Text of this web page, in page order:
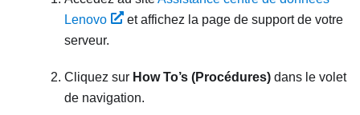
Lenovo
et affichez la page de support de votre
serveur.
Cliquez sur How To’s (Procédures) dans le volet
de navigation.